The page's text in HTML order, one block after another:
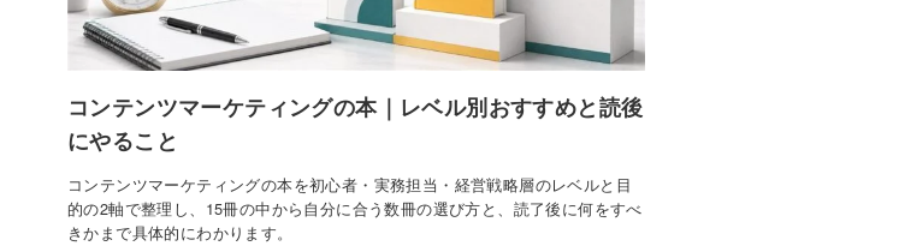
コンテンツマーケティングの本｜レベル別おすすめと読後
にやること
コンテンツマーケティングの本を初心者・実務担当・経営戦略層のレベルと目
的の2軸で整理し、15冊の中から自分に合う数冊の選び方と、読了後に何をすべ
きかまで具体的にわかります。